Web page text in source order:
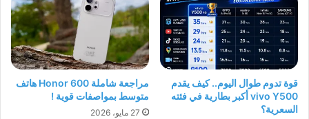
قوة تدوم طوال اليوم.. كيف يقدم
vivo Y500 أكبر بطارية في فئته
السعرية؟
مراجعة شاملة Honor 600 هاتف
متوسط بمواصفات قوية !
27 مايو، 2026